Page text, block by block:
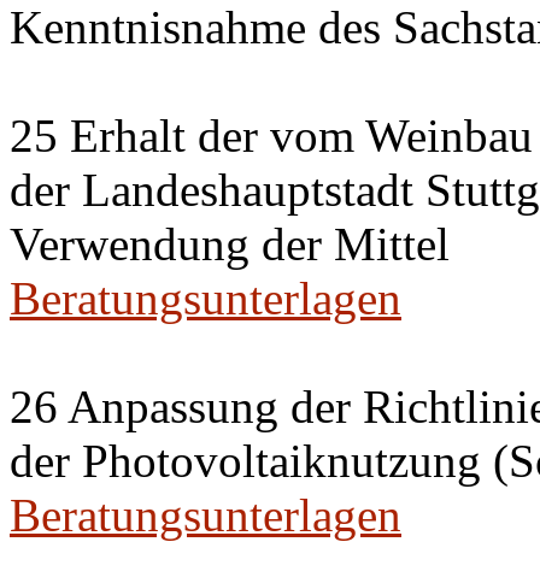
Kenntnisnahme des
25 Erhalt der vom
der Landeshauptstadt
Verwendung der Mittel
Beratungsunterlagen
26 Anpassung der
der Photovoltaiknutzung
Beratungsunterlagen